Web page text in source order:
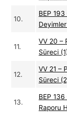
10.
BEP
11.
VV 20 –
Süreci
12.
VV 21 –
Süreci
13.
BEP
Raporu